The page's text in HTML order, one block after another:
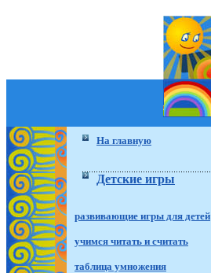
На главную
Детские игры
развивающие игры для детей
учимся читать и считать
таблица умножения